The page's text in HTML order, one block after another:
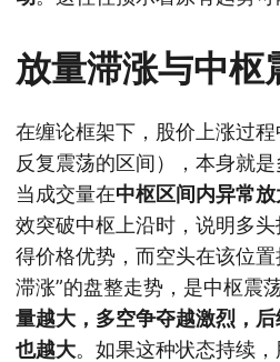
放量滞涨与中枢
在缠论框架下，股价上涨过
反复震荡的区间），本身就是
当成交量在中枢区间内异常放
效突破中枢上沿时，说明多
得价格优势，而空头在该位
滞涨”的盘整走势，是中枢
量越大，多空争夺越激烈，
也越大。如果这种状态持续